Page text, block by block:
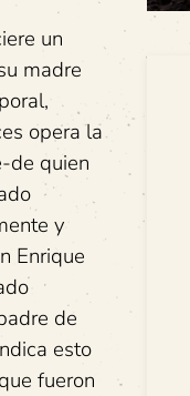
un
madre
opera la
de quien
y
Enrique
de
esto
fueron